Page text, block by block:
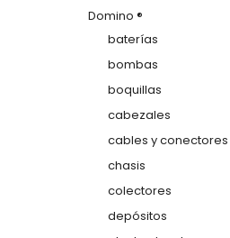
Domino ®
baterías
bombas
boquillas
cabezales
cables y conectores
chasis
colectores
depósitos